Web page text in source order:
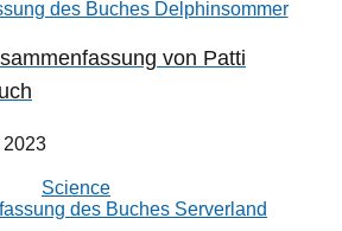
von Patti
2023
Science